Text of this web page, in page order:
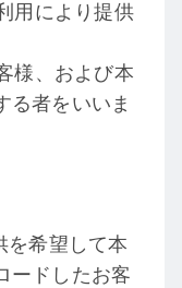
用により提供
様、および本
る者をいいま
を希望して本
ードしたお客